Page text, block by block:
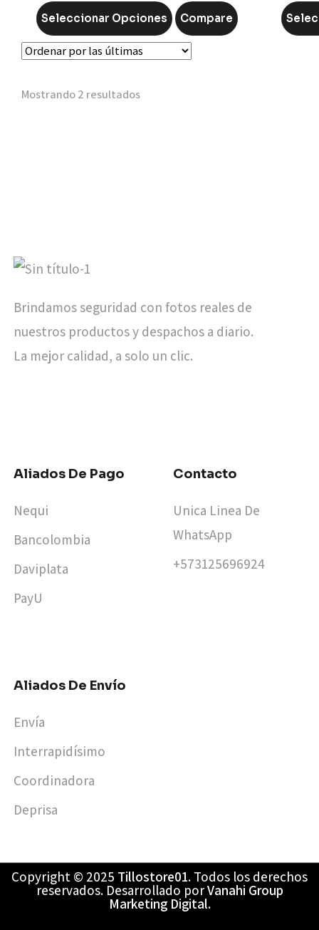
Seleccionar Opciones Compare
Mostrando 2 resultados
Brindamos seguridad con fotos reales de
nuestros productos y despachos a diario.
La mejor calidad, a solo un clic.
Aliados De Pago
Nequi
Bancolombia
Daviplata
PayU
Contacto
Unica Linea De
WhatsApp
+573125696924​
Aliados De Envío
Envía
Interrapidísimo
Coordinadora
Deprisa
Copyright © 2025 Tillostore01. Todos los derechos
reservados. Desarrollado porVanahi Group
Marketing Digital.